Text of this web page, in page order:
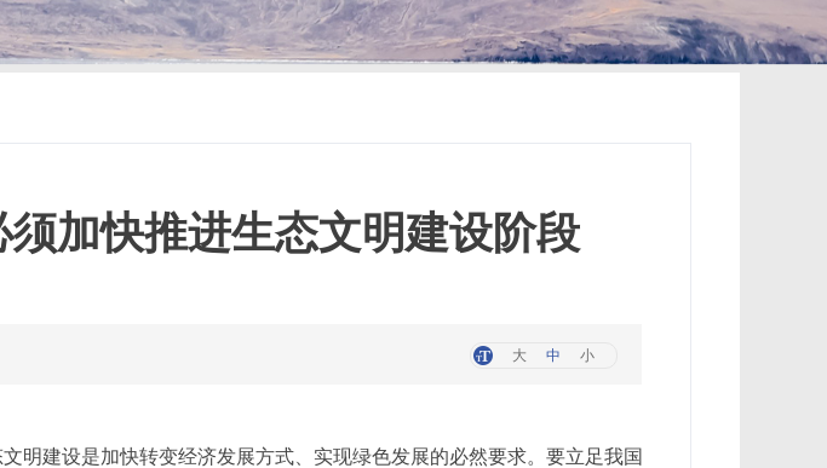
加快推进生态文明建设阶段
大 中 小
建设是加快转变经济发展方式、实现绿色发展的必然要求。要立足我国